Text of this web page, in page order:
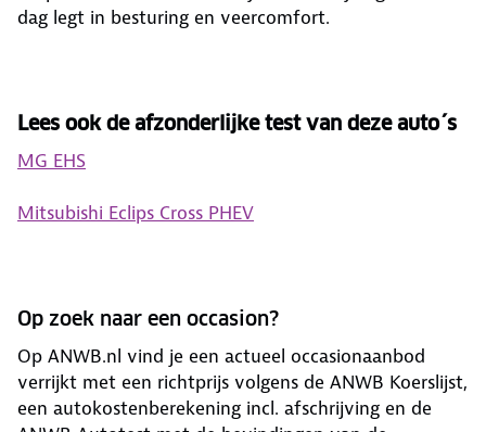
dag legt in besturing en veercomfort.
Lees ook de afzonderlijke test van deze auto´s
MG EHS
Mitsubishi Eclips Cross PHEV
Op zoek naar een occasion?
Op ANWB.nl vind je een actueel occasionaanbod
verrijkt met een richtprijs volgens de ANWB Koerslijst,
een autokostenberekening incl. afschrijving en de